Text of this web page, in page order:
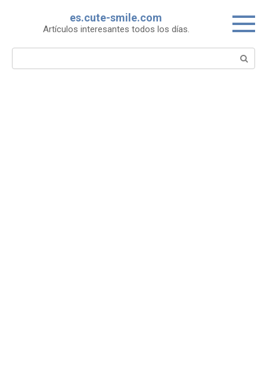
es.cute-smile.com
Artículos interesantes todos los días.
Search: